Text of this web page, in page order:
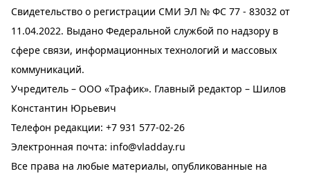
Свидетельство о регистрации СМИ ЭЛ № ФС 77 - 83032 от
11.04.2022. Выдано Федеральной службой по надзору в
сфере связи, информационных технологий и массовых
коммуникаций.
Учредитель – ООО «Трафик». Главный редактор – Шилов
Константин Юрьевич
Телефон редакции: +7 931 577-02-26
Электронная почта: info@vladday.ru
Все права на любые материалы, опубликованные на